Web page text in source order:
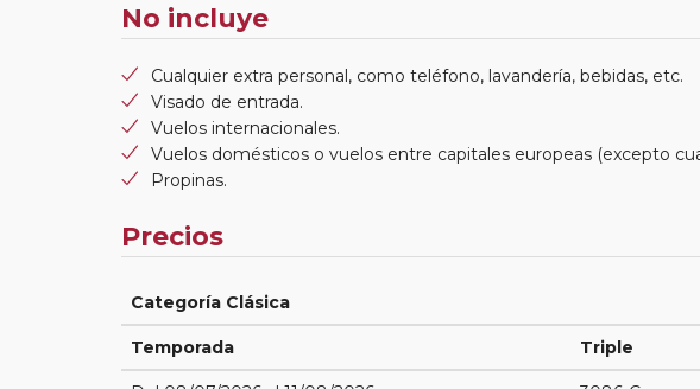
No incluye
Cualquier extra personal, como teléfono, lavandería, bebidas, etc.
Visado de entrada.
Vuelos internacionales.
Vuelos domésticos o vuelos entre capitales europeas (excepto
Propinas.
Precios
Categoría Clásica
Temporada Triple